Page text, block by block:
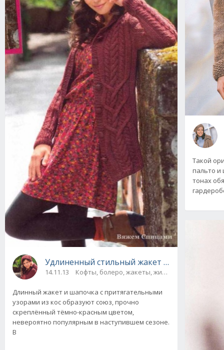
Удлиненный стильный жакет и шапочка с
14.11.13 Кофты, болеро, жакеты, жилеты, пуловеры и
Длинный жакет и шапочка с притягательными
узорами из кос образуют союз, прочно
скреплённый тёмно-красным цветом,
невероятно популярным в наступившем сезоне.
В
Такой
пальто
тонах